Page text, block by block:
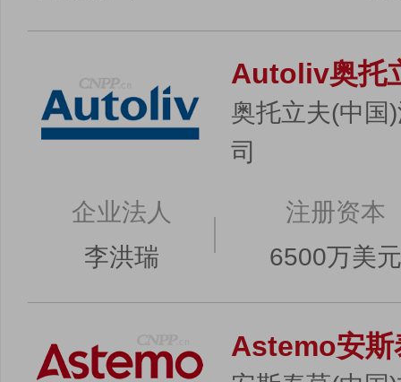
Autoliv奥托
奥托立夫(中国
司
企业法人
李洪瑞
注册资本
6500万美元
Astemo安斯